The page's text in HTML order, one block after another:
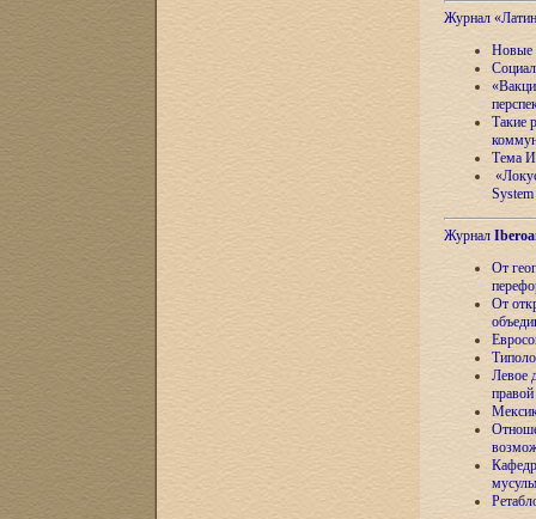
Журнал
Новые
Такие
Тема
Журнал
От
От
Левое